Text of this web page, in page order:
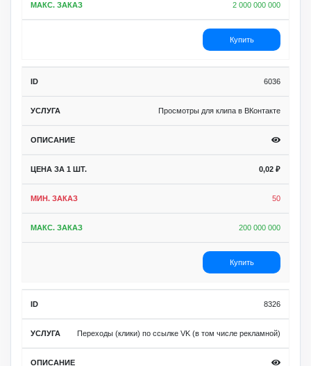
2 000 000 000
Купить
6036
Просмотры для клипа в ВКонтакте
0,02 ₽
50
200 000 000
Купить
8326
Переходы (клики) по ссылке VK (в том числе рекламной)